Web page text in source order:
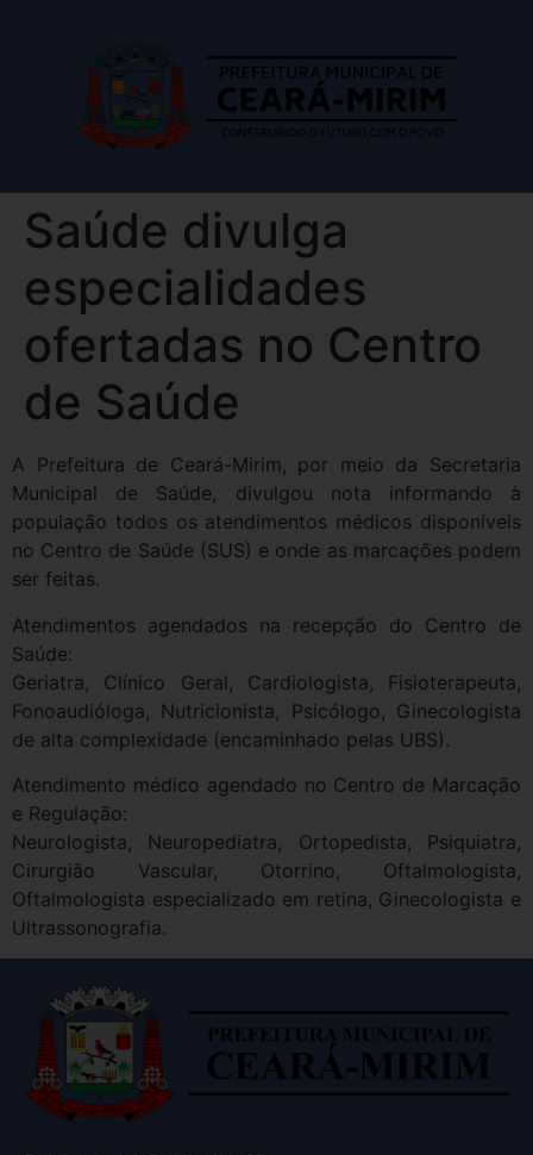
Saúde divulga
especialidades
ofertadas no Centro
de Saúde
A Prefeitura de Ceará-Mirim, por meio da Secretaria
Municipal de Saúde, divulgou nota informando à
população todos os atendimentos médicos disponíveis
no Centro de Saúde (SUS) e onde as marcações podem
ser feitas.
Atendimentos agendados na recepção do Centro de
Saúde:
Geriatra, Clínico Geral, Cardiologista, Fisioterapeuta,
Fonoaudióloga, Nutricionista, Psicólogo, Ginecologista
de alta complexidade (encaminhado pelas UBS).
Atendimento médico agendado no Centro de Marcação
e Regulação:
Neurologista, Neuropediatra, Ortopedista, Psiquiatra,
Cirurgião Vascular, Otorrino, Oftalmologista,
Oftalmologista especializado em retina, Ginecologista e
Ultrassonografia.